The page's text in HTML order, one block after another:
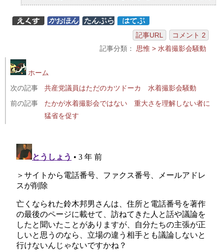
共産党は誤りを認めない党 水着撮影会騒動
共産党こそヴォルテールの爪の垢を煎じて飲むべ
き 水着撮影会騒動
共産党は国家と国民の敵という評価を免れない 水
着撮影会騒動
水着撮影会をつぶす共産党の言う「県民一人ひとり
に寄り添うあたたかい県政」とは
保守と呼ばれる勢力のほうが人権意識は確か 水着
撮影会騒動
共産党が国民にしたことを国民は忘れない 水着撮
影会騒動1カ月
性の商品化やら何やらといういつものアレ 受難は
水着撮影会だけではない
共産党の体質を表現した漫画 水着撮影会騒動から
記事URL
コメント 2
記事分類： 思惟 > 水着撮影会騒動
ホーム
次の記事
共産党議員はただのカツドーカ 水着撮影会騒動
前の記事
たかが水着撮影会ではない 重大さを理解しない者に
猛省を促す